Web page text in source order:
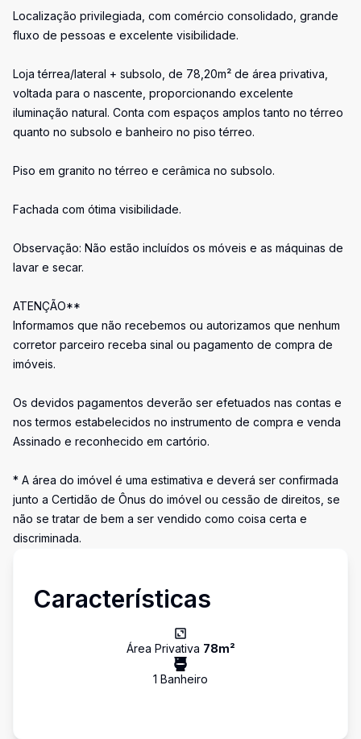
Localização privilegiada, com comércio consolidado, grande
fluxo de pessoas e excelente visibilidade.
Loja térrea/lateral + subsolo, de 78,20m² de área privativa,
voltada para o nascente, proporcionando excelente
iluminação natural. Conta com espaços amplos tanto no térreo
quanto no subsolo e banheiro no piso térreo.
Piso em granito no térreo e cerâmica no subsolo.
Fachada com ótima visibilidade.
Observação: Não estão incluídos os móveis e as máquinas de
lavar e secar.
ATENÇÃO**
Informamos que não recebemos ou autorizamos que nenhum
corretor parceiro receba sinal ou pagamento de compra de
imóveis.
Os devidos pagamentos deverão ser efetuados nas contas e
nos termos estabelecidos no instrumento de compra e venda
Assinado e reconhecido em cartório.
* A área do imóvel é uma estimativa e deverá ser confirmada
junto a Certidão de Ônus do imóvel ou cessão de direitos, se
não se tratar de bem a ser vendido como coisa certa e
discriminada.
Características
Área Privativa 78m²
1 Banheiro